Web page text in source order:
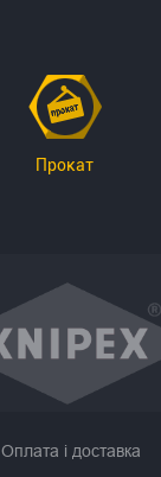
Прокат
Оплата і доставка